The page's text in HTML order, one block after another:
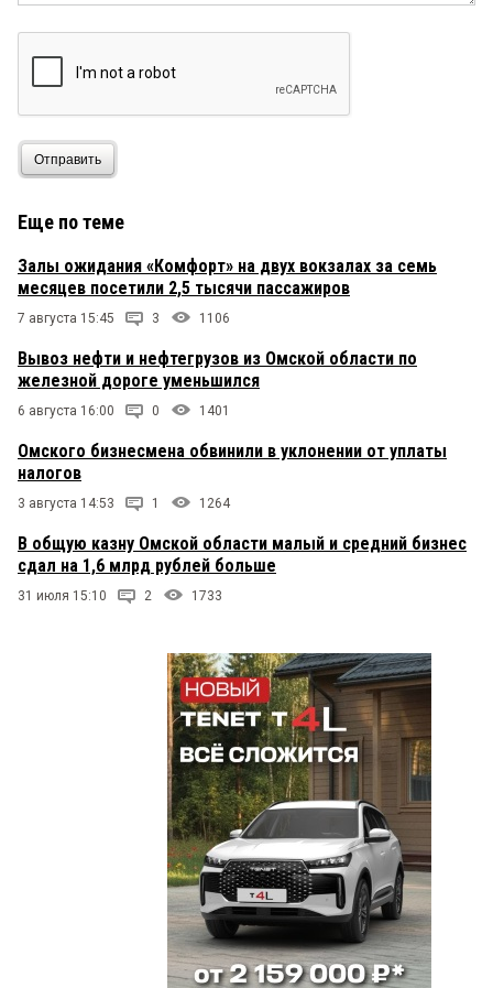
Отправить
Еще по теме
Залы ожидания «Комфорт» на двух вокзалах за семь
месяцев посетили 2,5 тысячи пассажиров
7 августа 15:45 3 1106
Вывоз нефти и нефтегрузов из Омской области по
железной дороге уменьшился
6 августа 16:00 0 1401
Омского бизнесмена обвинили в уклонении от уплаты
налогов
3 августа 14:53 1 1264
В общую казну Омской области малый и средний бизнес
сдал на 1,6 млрд рублей больше
31 июля 15:10 2 1733